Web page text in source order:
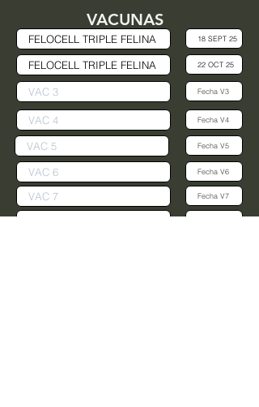
VACUNAS